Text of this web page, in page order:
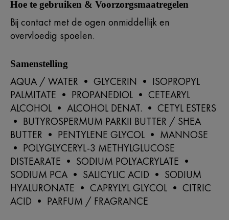
Hoe te gebruiken & Voorzorgsmaatregelen
Bij contact met de ogen onmiddellijk en
overvloedig spoelen.
Samenstelling
AQUA / WATER • GLYCERIN • ISOPROPYL
PALMITATE • PROPANEDIOL • CETEARYL
ALCOHOL • ALCOHOL DENAT. • CETYL ESTERS
• BUTYROSPERMUM PARKII BUTTER / SHEA
BUTTER • PENTYLENE GLYCOL • MANNOSE
• POLYGLYCERYL-3 METHYLGLUCOSE
DISTEARATE • SODIUM POLYACRYLATE •
SODIUM PCA • SALICYLIC ACID • SODIUM
HYALURONATE • CAPRYLYL GLYCOL • CITRIC
ACID • PARFUM / FRAGRANCE